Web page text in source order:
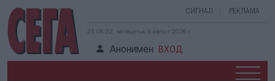
СИГНАЛ РЕКЛАМА
23:08:22, четвъртък, 6 август 2026 г.
Анонимен ВХОД